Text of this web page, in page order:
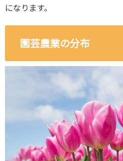
になります。
園芸農業の分布